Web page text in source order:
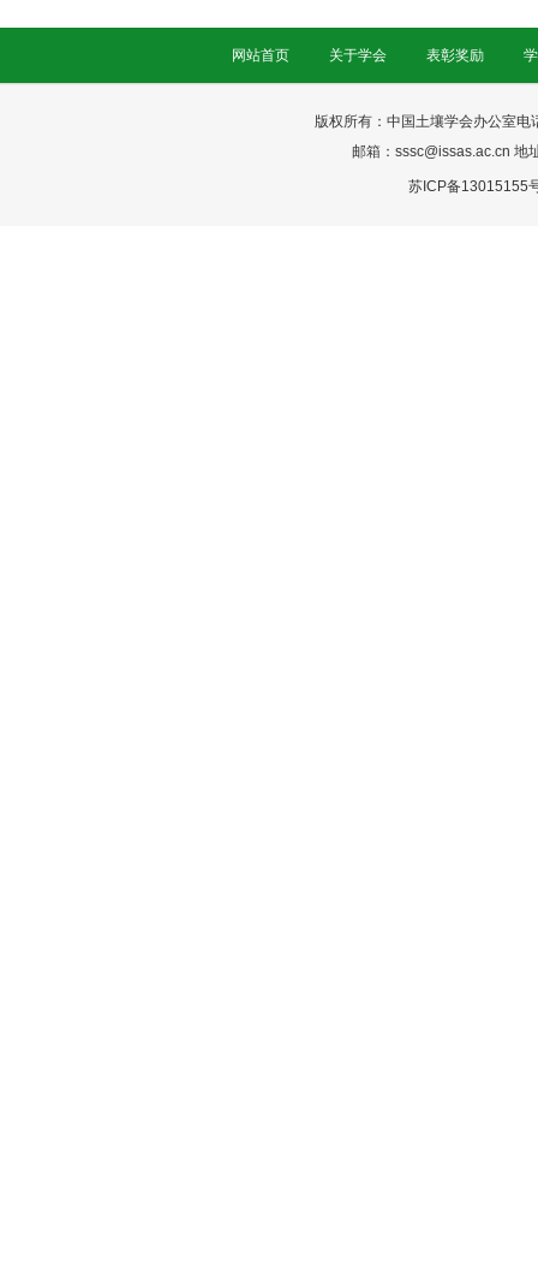
网站首页 关于学会 表彰奖励
版权所有：中国土壤学会办公室
邮箱：sssc@issas.ac.cn 地
苏ICP备13015155